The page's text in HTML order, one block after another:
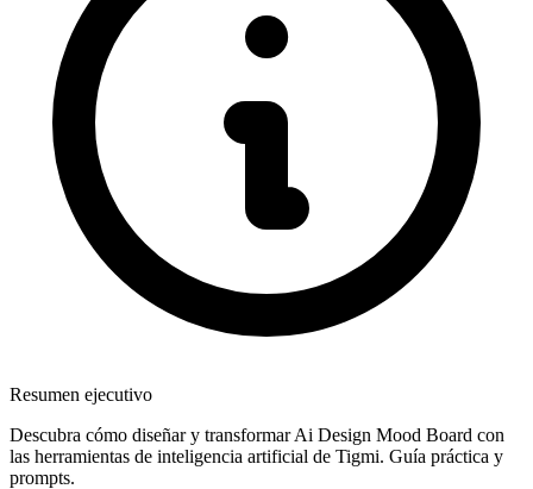
Resumen ejecutivo
Descubra cómo diseñar y transformar Ai Design Mood Board con
las herramientas de inteligencia artificial de Tigmi. Guía práctica y
prompts.